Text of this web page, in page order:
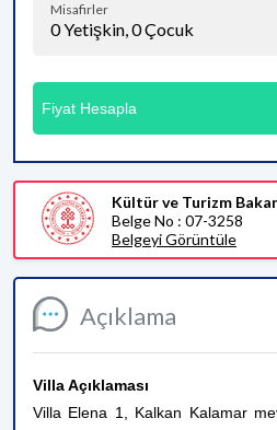
Açıklama
Villa Açıklaması
Villa Elena 1, Kalkan Kalamar
Misafirler
0Yetişkin,0Çocuk
Fiyat Hesapla
Kültür ve Turizm
Belge No : 07-3258
Belgeyi Görüntüle